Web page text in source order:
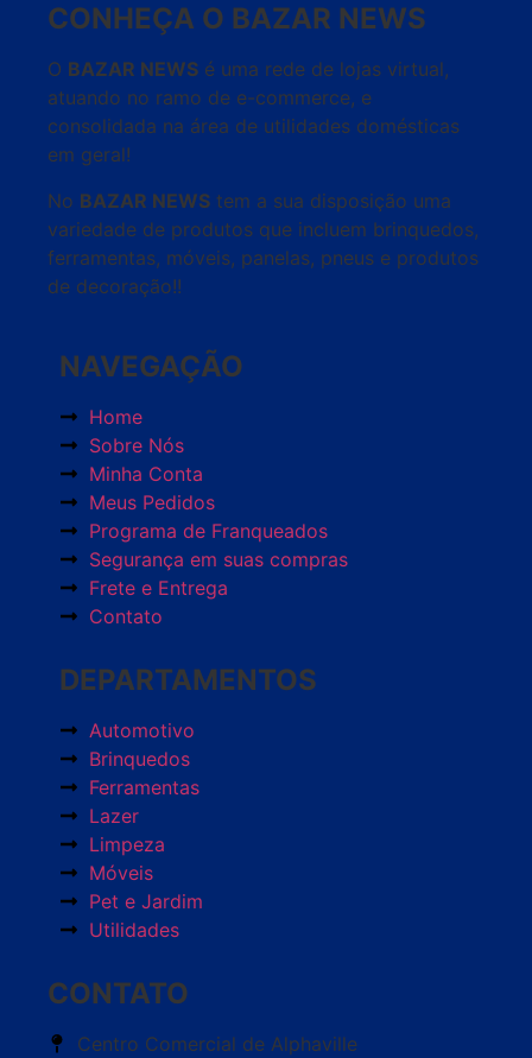
CONHEÇA O BAZAR NEWS
O BAZAR NEWS é uma rede de lojas virtual,
atuando no ramo de e-commerce, e
consolidada na área de utilidades domésticas
em geral!
No BAZAR NEWS tem a sua disposição uma
variedade de produtos que incluem brinquedos,
ferramentas, móveis, panelas, pneus e produtos
de decoração!!
NAVEGAÇÃO
Home
Sobre Nós
Minha Conta
Meus Pedidos
Programa de Franqueados
Segurança em suas compras
Frete e Entrega
Contato
DEPARTAMENTOS
Automotivo
Brinquedos
Ferramentas
Lazer
Limpeza
Móveis
Pet e Jardim
Utilidades
CONTATO
Centro Comercial de Alphaville